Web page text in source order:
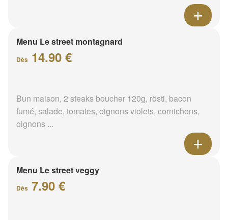
Menu Le street montagnard
Dès 14.90 €
Bun maison, 2 steaks boucher 120g, rösti, bacon
fumé, salade, tomates, oignons violets, cornichons,
oignons ...
Menu Le street veggy
Dès 7.90 €